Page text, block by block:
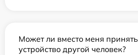
Может ли вместо меня принять
устройство другой человек?